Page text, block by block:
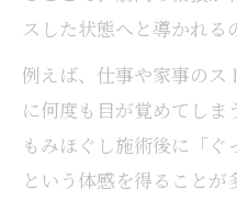
スした状態へと導かれる
例えば、仕事や家事のス
に何度も目が覚めてしま
もみほぐし施術後に「ぐ
という体感を得ることが